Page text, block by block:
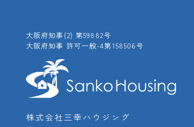
大阪府知事(2) 第59882号
大阪府知事 許可一般-4第158506号
株式会社三幸ハウジング